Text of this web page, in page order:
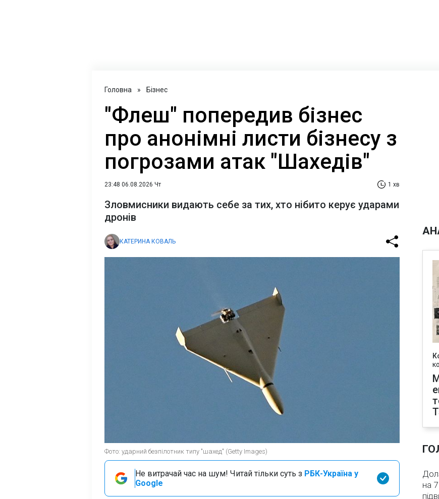
Головна » Бізнес
"Флеш" попередив бізнес
про анонімні листи бізнесу з
погрозами атак "Шахедів"
23:48 06.08.2026 Чт 1 хв
Зловмисники видають себе за тих, хто нібито керує ударами
дронів
КАТЕРИНА КОВАЛЬ
Фото: ударний безпілотник типу "шахед" (Getty Images)
Не витрачай час на шум! Читай тільки суть з РБК-Україна у
Google
на